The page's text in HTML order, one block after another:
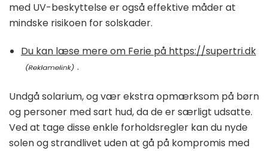
med UV-beskyttelse er også effektive måder at
mindske risikoen for solskader.
Du kan læse mere om Ferie på https://supertri.dk
.
Undgå solarium, og vær ekstra opmærksom på børn
og personer med sart hud, da de er særligt udsatte.
Ved at tage disse enkle forholdsregler kan du nyde
solen og strandlivet uden at gå på kompromis med